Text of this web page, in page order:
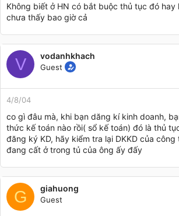
Không biết ở HN có bắt buộc thủ tục đó hay
chưa thấy bao giờ cả
V vodanhkhach
Guest
4/8/04
co gì đâu mà, khi bạn dăng kí kinh doanh,
thức kế toán nào rồi( sổ kế toán) đó là thủ
đăng ký KD, hãy kiểm tra lại DKKD của
đang cất ở trong tủ của ông ấy đấy
G giahuong
Guest